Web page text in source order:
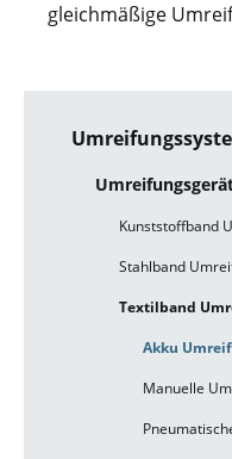
gleichmäßige
Kunststoffband
Stahlband
Textilband
Akku
Manuelle